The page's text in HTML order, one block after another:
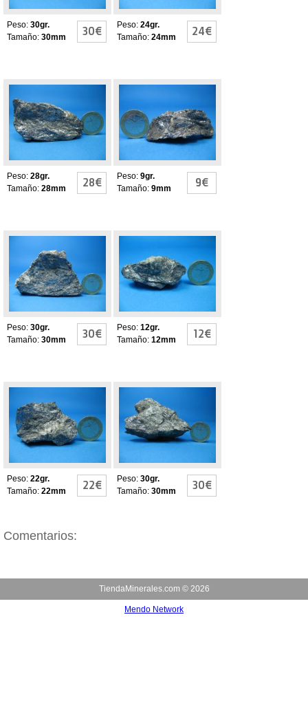
Peso: 30gr.
Tamaño: 30mm 30€ Peso: 24gr.
Tamaño: 24mm 24€
Peso: 28gr.
Tamaño: 28mm 28€ Peso: 9gr.
Tamaño: 9mm 9€
ANTIMONITA
Peso: 30gr.
Tamaño: 30mm 30€ Peso: 12gr.
Tamaño: 12mm 12€
ANTIMONITA
Peso: 22gr.
Tamaño: 22mm 22€
ANTIMONITA
Peso: 30gr.
Tamaño: 30mm 30€
Comentarios:
TiendaMinerales.com © 2026
Mendo Network